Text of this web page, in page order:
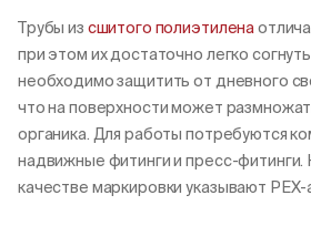
Трубы из сшитого полиэтилена
при этом их достаточно легко
необходимо защитить от дневного
что на поверхности может
органика. Для работы потребуются
надвижные фитинги и пресс-фитинги.
качестве маркировки указывают РЕX-